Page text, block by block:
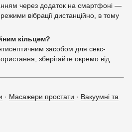
через додаток на смартфоні —
вібрації дистанційно, в тому
кільцем?
засобом для секс-
зберігайте окремо від
· Масажери простати · Вакуумні та